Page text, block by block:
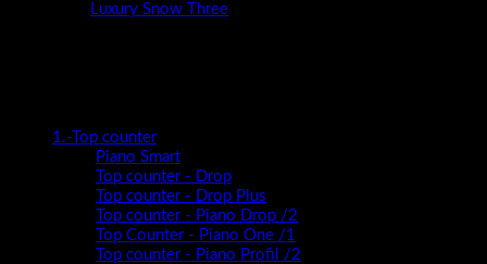
Luxury Snow Three
1.-Top counter
Piano Smart
Top counter - Drop
Top counter - Drop Plus
Top counter - Piano Drop /2
Top Counter - Piano One /1
Top counter - Piano Profil /2